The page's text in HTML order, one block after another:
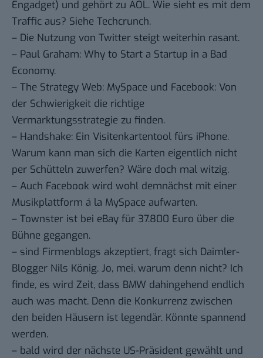
Engadget) und gehört zu AOL. Wie sieht es mit dem
Traffic aus? Siehe Techcrunch.
– Die Nutzung von Twitter steigt weiterhin rasant.
– Paul Graham: Why to Start a Startup in a Bad
Economy.
– The Strategy Web: MySpace und Facebook: Von
der Schwierigkeit die richtige
Vermarktungsstrategie zu finden.
– Handshake: Ein Visitenkartentool fürs iPhone.
Warum kann man sich die Karten eigentlich nicht
per Schütteln zuwerfen? Wäre doch mal witzig.
– Auch Facebook wird wohl demnächst mit einer
Musikplattform á la MySpace aufwarten.
– Townster ist bei eBay für 37.800 Euro über die
Bühne gegangen.
– sind Firmenblogs akzeptiert, fragt sich Daimler-
Blogger Nils König. Jo, mei, warum denn nicht? Ich
finde, es wird Zeit, dass BMW dahingehend endlich
auch was macht. Denn die Konkurrenz zwischen
den beiden Häusern ist legendär. Könnte spannend
werden.
– bald wird der nächste US-Präsident gewählt und